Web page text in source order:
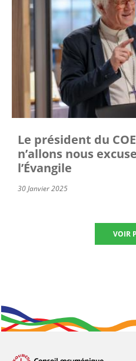
Le président du
n’allons nous
l’Évangile
30 Janvier 2025
VOIR